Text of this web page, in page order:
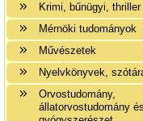
Krimi, bűnügyi, thriller
Mérnöki tudományok
Művészetek
Nyelvkönyvek,
Orvostudomány,
állatorvostudomány és